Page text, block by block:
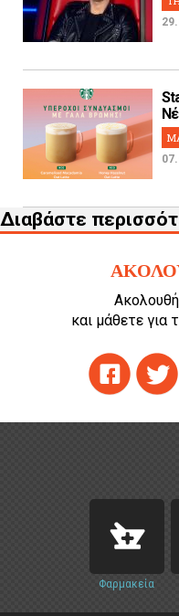
Διαβάστε
και μάθετε για
Φαρμακεία